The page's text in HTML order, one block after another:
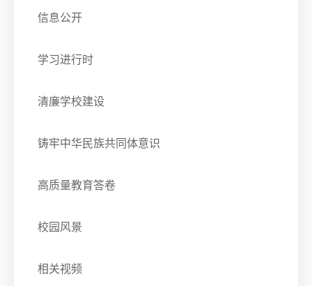
信息公开
学习进行时
清廉学校建设
铸牢中华民族共同体意识
高质量教育答卷
校园风景
相关视频